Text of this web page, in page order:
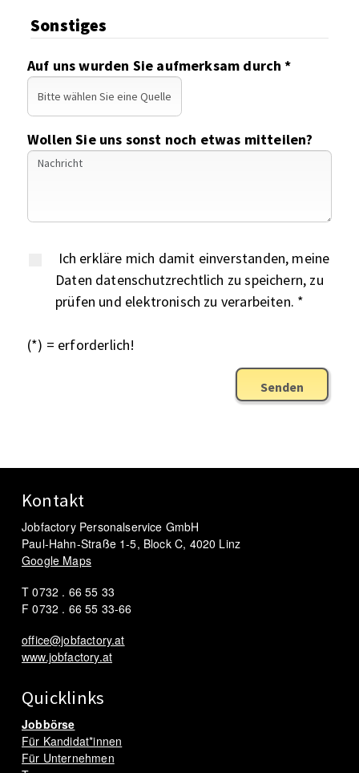
Sonstiges
Auf uns wurden Sie aufmerksam durch *
Wollen Sie uns sonst noch etwas mitteilen?
Ich erkläre mich damit einverstanden, meine
Daten datenschutzrechtlich zu speichern, zu
prüfen und elektronisch zu verarbeiten. *
(*) = erforderlich!
Senden
Kontakt
Jobfactory Personalservice GmbH
Paul-Hahn-Straße 1-5, Block C, 4020 Linz
Google Maps
T 0732 . 66 55 33
F 0732 . 66 55 33-66
office@jobfactory.at
www.jobfactory.at
Quicklinks
Jobbörse
Für Kandidat*innen
Für Unternehmen